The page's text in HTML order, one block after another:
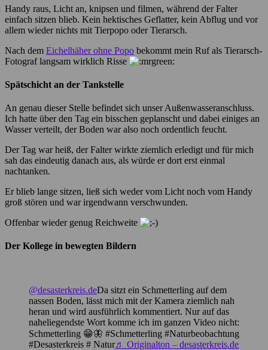
Handy raus, Licht an, knipsen und filmen, während der Falter
einfach sitzen blieb. Kein hektisches Geflatter, kein Abflug und vor
allem wieder nichts mit Tierpopo oder Tierarsch.
Nach dem Eichelhäher ohne Popo bekommt mein Ruf als Tierarsch-
Fotograf langsam wirklich Risse
Spätschicht an der Tankstelle
An genau dieser Stelle befindet sich unser Außenwasseranschluss.
Ich hatte über den Tag ein bisschen geplanscht und dabei einiges an
Wasser verteilt, der Boden war also noch ordentlich feucht.
Der Tag war heiß, der Falter wirkte ziemlich erledigt und für mich
sah das eindeutig danach aus, als würde er dort erst einmal
nachtanken.
Er blieb lange sitzen, ließ sich weder vom Licht noch vom Handy
groß stören und war irgendwann verschwunden.
Offenbar wieder genug Reichweite
Der Kollege in bewegten Bildern
@desasterkreis.deDa sitzt ein Schmetterling auf dem
nassen Boden, lässt mich mit der Kamera ziemlich nah
heran und wird ausführlich kommentiert. Nur auf das
naheliegendste Wort komme ich im ganzen Video nicht:
Schmetterling 😁🦋 #Schmetterling #Naturbeobachtung
#Desasterkreis # Natur♬ Originalton – desasterkreis.de